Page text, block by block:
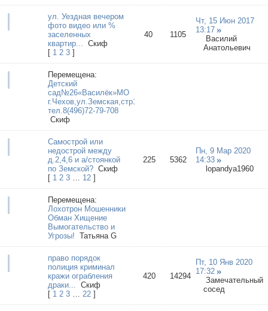
ул. Уездная вечером
фото видео или %
заселенных
квартир... Cкиф
[ 1 2 3 ]
40 1105
Чт, 15 Июн 2017
13:17
Василий
Анатольевич
Перемещена:
Детский
сад№26«Василёк»МО
г.Чехов,ул.Земская,стр19
тел.8(496)72-79-708
Cкиф
Самострой или
недострой между
д.2,4,6 и а/стоянкой
по Земской? Cкиф
[ 1 2 3 … 12 ]
225 5362
Пн, 9 Мар 2020
14:33
lopandya1960
Перемещена:
Лохотрон Мошенники
Обман Хищение
Вымогательство и
Угрозы! Татьяна G
право порядок
полиция криминал
кражи ограбления
драки... Cкиф
[ 1 2 3 … 22 ]
420 14294
Пт, 10 Янв 2020
17:32
Замечательный
сосед